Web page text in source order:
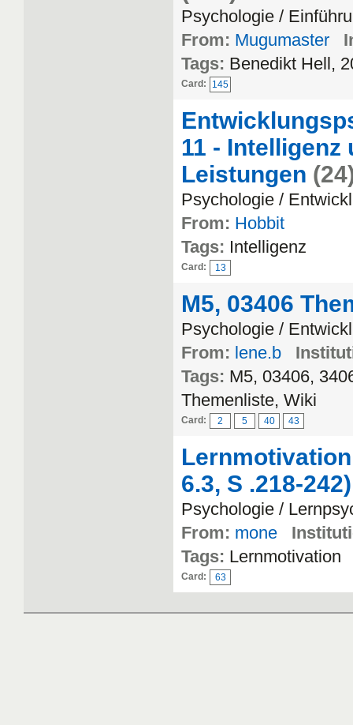
Psychologie /
From: Mugumaster
Tags: Benedikt Hell,
Card: 145
11 -
Leistungen
Psychologie /
From: Hobbit
Tags: Intelligenz
Card: 13
M5, 03406
Psychologie /
From: lene.b
Tags: M5, 03406,
Themenliste, Wiki
Card: 2 5 40 43
6.3, S .218-242)
Psychologie /
From: mone
Tags: Lernmotivation
Card: 63